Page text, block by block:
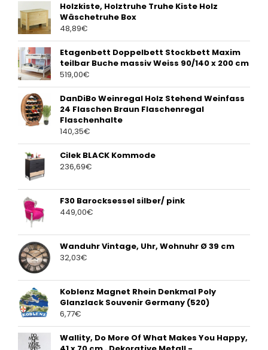
Holzkiste, Holztruhe Truhe Kiste Holz
Wäschetruhe Box
48,89€
Etagenbett Doppelbett Stockbett Maxim
teilbar Buche massiv Weiss 90/140 x 200 cm
519,00€
DanDiBo Weinregal Holz Stehend Weinfass
24 Flaschen Braun Flaschenregal
Flaschenhalte
140,35€
Cilek BLACK Kommode
236,69€
F30 Barocksessel silber/ pink
449,00€
Wanduhr Vintage, Uhr, Wohnuhr Ø 39 cm
32,03€
Koblenz Magnet Rhein Denkmal Poly
Glanzlack Souvenir Germany (520)
6,77€
Wallity, Do More Of What Makes You Happy,